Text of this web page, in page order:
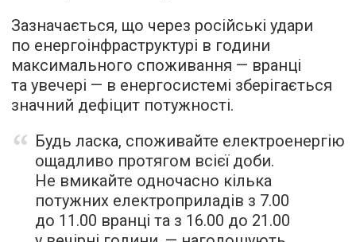
Зазначається, що через російські удари
по енергоінфраструктурі в години
максимального споживання — вранці
та увечері — в енергосистемі зберігається
значний дефіцит потужності.
Будь ласка, споживайте електроенергію
ощадливо протягом всієї доби.
Не вмикайте одночасно кілька
потужних електроприладів з 7.00
до 11.00 вранці та з 16.00 до 21.00